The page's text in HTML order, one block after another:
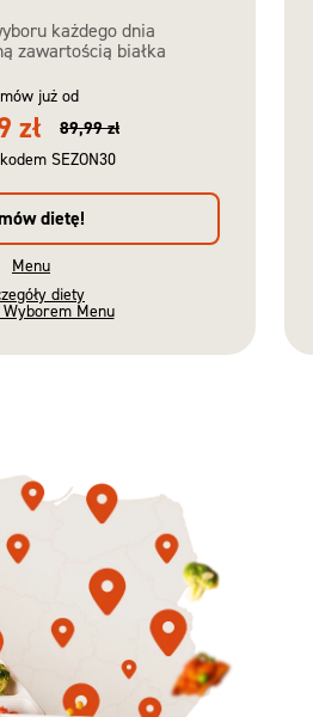
każdego dnia
zawartością białka
już od
zł
89,99 zł
SEZON30
dietę!
Menu
diety
Menu